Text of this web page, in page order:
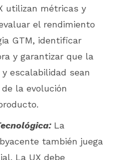
utilizan métricas y
el rendimiento
GTM, identificar
y garantizar que la
escalabilidad sean
la evolución
La
también juega
La UX debe